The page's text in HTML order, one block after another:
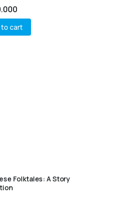
to cart
Folktales: A Story